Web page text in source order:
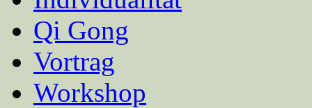
Qi Gong
Vortrag
Workshop